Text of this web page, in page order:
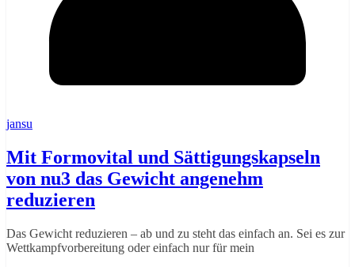
jansu
Mit Formovital und Sättigungskapseln
von nu3 das Gewicht angenehm
reduzieren
Das Gewicht reduzieren – ab und zu steht das einfach an. Sei es zur
Wettkampfvorbereitung oder einfach nur für mein